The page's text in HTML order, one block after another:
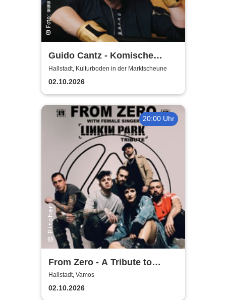
Guido Cantz - Komische
Zeiten | Das neue Programm
Hallstadt, Kulturboden in der Marktscheune
02.10.2026
20:00 Uhr
From Zero - A Tribute to
Linkin Park
Hallstadt, Vamos
02.10.2026